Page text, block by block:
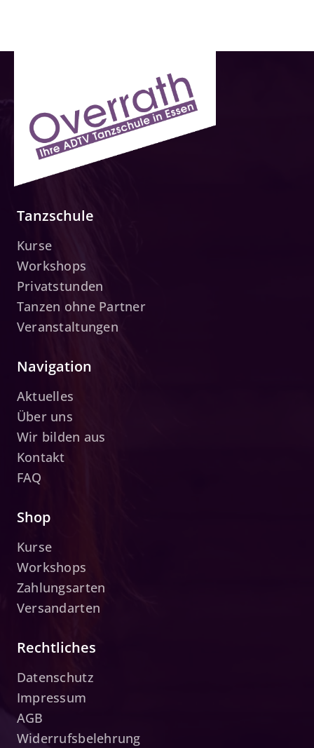
Tanzschule
Kurse
Workshops
Privatstunden
Tanzen ohne Partner
Veranstaltungen
Navigation
Aktuelles
Über uns
Wir bilden aus
Kontakt
FAQ
Shop
Kurse
Workshops
Zahlungsarten
Versandarten
Rechtliches
Datenschutz
Impressum
AGB
Widerrufsbelehrung